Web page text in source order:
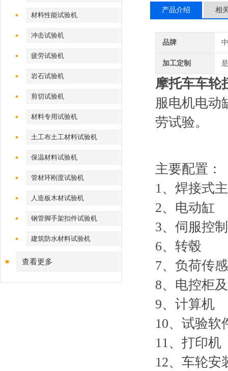
材料性能试验机
冲击试验机
疲劳试验机
岩石试验机
剪切试验机
材料专用试验机
土工布土工材料试验机
保温材料试验机
管材环刚度试验机
人造板木材试验机
钢管脚手架扣件试验机
建筑防水材料试验机
查看更多
产品介绍 相
品牌
加工定制 是
摩托车车轮
服电机电动
劳试验。
主要配置：
1、焊
2、电
3、伺
6、
7、负
8、电控
9、
10、
11、
12、